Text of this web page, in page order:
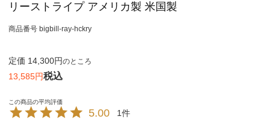
リーストライプ アメリカ製 米国製
商品番号 bigbill-ray-hckry
定価 14,300 のところ
13,585 税込
5.00 1